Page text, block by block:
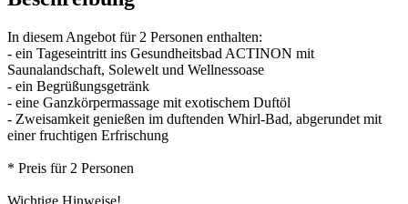
In diesem Angebot für 2 Personen enthalten:
- ein Tageseintritt ins Gesundheitsbad ACTINON mit
Saunalandschaft, Solewelt und Wellnessoase
- ein Begrüßungsgetränk
- eine Ganzkörpermassage mit exotischem Duftöl
- Zweisamkeit genießen im duftenden Whirl-Bad, abgerundet mit
einer fruchtigen Erfrischung
* Preis für 2 Personen
Wichtige Hinweise!